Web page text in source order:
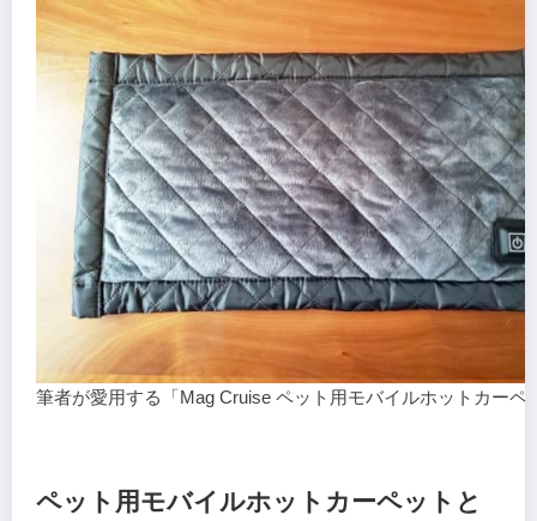
筆者が愛用する「Mag Cruise ペット用モバイルホットカーペ
ペット用モバイルホットカーペットと